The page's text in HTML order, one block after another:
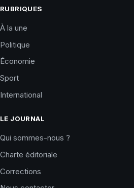
RUBRIQUES
À la une
Politique
Économie
Sport
International
LE JOURNAL
Qui sommes-nous ?
Charte éditoriale
Corrections